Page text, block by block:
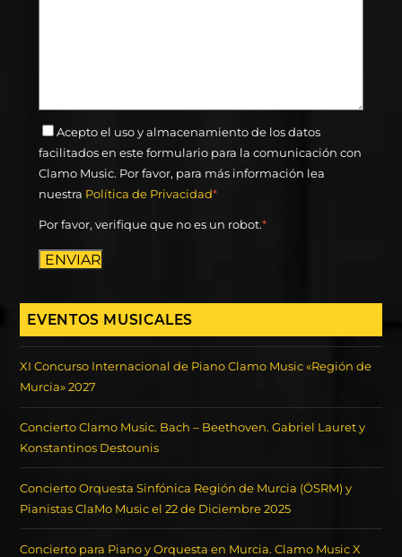
Acepto el uso y almacenamiento de los datos
facilitados en este formulario para la comunicación con
Clamo Music. Por favor, para más información lea
nuestra Política de Privacidad*
Por favor, verifique que no es un robot.*
ENVIAR
EVENTOS MUSICALES
XI Concurso Internacional de Piano Clamo Music «Región de
Murcia» 2027
Concierto Clamo Music. Bach – Beethoven. Gabriel Lauret y
Konstantinos Destounis
Concierto Orquesta Sinfónica Región de Murcia (ÖSRM) y
Pianistas ClaMo Music el 22 de Diciembre 2025
Concierto para Piano y Orquesta en Murcia. Clamo Music X